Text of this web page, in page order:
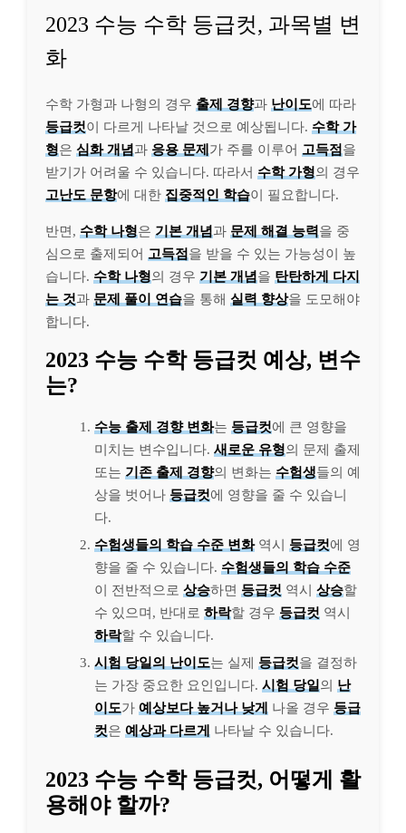
2023 수능 수학 등급컷, 과목별 변
화
수학 가형과 나형의 경우 출제 경향과 난이도에 따라
등급컷이 다르게 나타날 것으로 예상됩니다. 수학 가
형은 심화 개념과 응용 문제 가 주를 이루어 고득점 을
받기가 어려울 수 있습니다. 따라서 수학 가형의 경우
고난도 문항에 대한 집중적인 학습이 필요합니다.
반면, 수학 나형은 기본 개념과 문제 해결 능력 을 중
심으로 출제되어 고득점 을 받을 수 있는 가능성이 높
습니다. 수학 나형의 경우 기본 개념 을 탄탄하게 다지
는 것과 문제 풀이 연습을 통해 실력 향상을 도모해야
합니다.
2023 수능 수학 등급컷 예상, 변수
는?
수능 출제 경향 변화는 등급컷에 큰 영향을
미치는 변수입니다. 새로운 유형의 문제 출제
또는 기존 출제 경향의 변화는 수험생들의 예
상을 벗어나 등급컷에 영향을 줄 수 있습니
다.
수험생들의 학습 수준 변화역시 등급컷에 영
향을 줄 수 있습니다. 수험생들의 학습 수준
이 전반적으로 상승하면 등급컷 역시 상승할
수 있으며, 반대로 하락할 경우 등급컷 역시
하락할 수 있습니다.
시험 당일의 난이도는 실제 등급컷을 결정하
는 가장 중요한 요인입니다. 시험 당일 의 난
이도가 예상보다 높거나 낮게 나올 경우 등급
컷은 예상과 다르게 나타날 수 있습니다.
2023 수능 수학 등급컷, 어떻게 활
용해야 할까?